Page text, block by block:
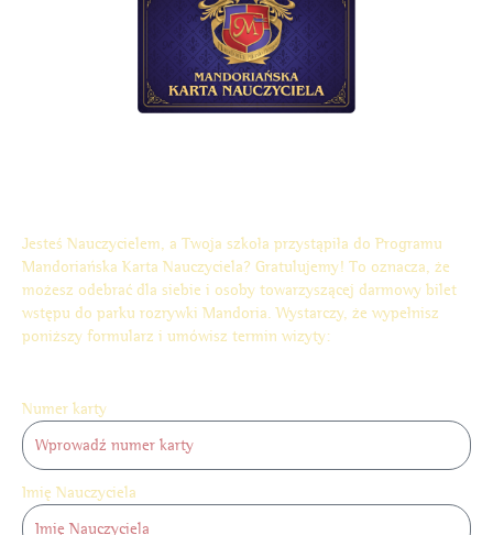
Jesteś Nauczycielem, a Twoja szkoła przystąpiła do Programu
Mandoriańska Karta Nauczyciela? Gratulujemy! To oznacza, że
możesz odebrać dla siebie i osoby towarzyszącej darmowy bilet
wstępu do parku rozrywki Mandoria. Wystarczy, że wypełnisz
poniższy formularz i umówisz termin wizyty:
Numer karty
Imię Nauczyciela